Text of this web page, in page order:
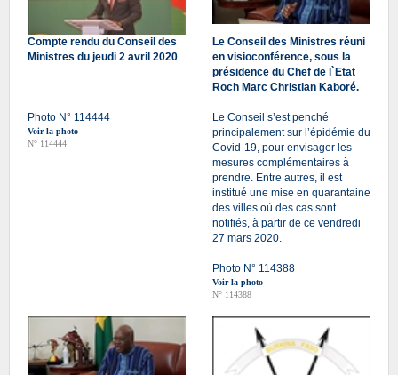
Compte rendu du Conseil des
Ministres du jeudi 2 avril 2020
Photo N° 114444
Voir la photo
N° 114444
Le Conseil des Ministres réuni
en visioconférence, sous la
présidence du Chef de l`Etat
Roch Marc Christian Kaboré.
Le Conseil s’est penché
principalement sur l’épidémie du
Covid-19, pour envisager les
mesures complémentaires à
prendre. Entre autres, il est
institué une mise en quarantaine
des villes où des cas sont
notifiés, à partir de ce vendredi
27 mars 2020.
Photo N° 114388
Voir la photo
N° 114388